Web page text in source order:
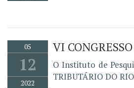
05
12
2022
VI
O Instituto de
TRIBUTÁRIO DO